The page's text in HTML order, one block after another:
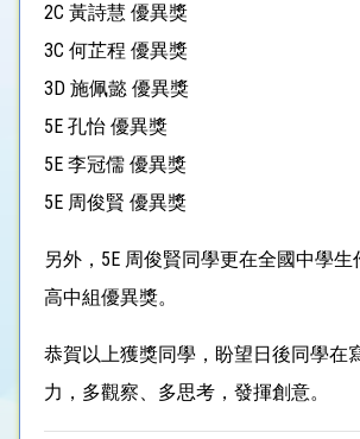
2C 黃詩慧 優異獎
3C 何芷程 優異獎
3D 施佩懿 優異獎
5E 孔怡 優異獎
5E 李冠儒 優異獎
5E 周俊賢 優異獎
另外，5E 周俊賢同學更在全國中學
高中組優異獎。
恭賀以上獲獎同學，盼望日後同學在
力，多觀察、多思考，發揮創意。